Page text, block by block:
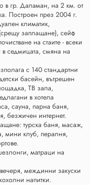
в гр. Даламан, на 2 км. от
Построен през 2004 г.
климатик,
заплащане), сейф
на стаите - всеки
седмицата, смяна на
с 140 стандартни
басейн, вътрешен
TВ зала,
в хотела
сауна, парна баня,
безжичен интернет.
турска баня, масаж,
мини клуб, пералня,
матраци на
междинни закуски
напитки.